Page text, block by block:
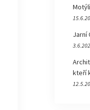
Jarní
kteří